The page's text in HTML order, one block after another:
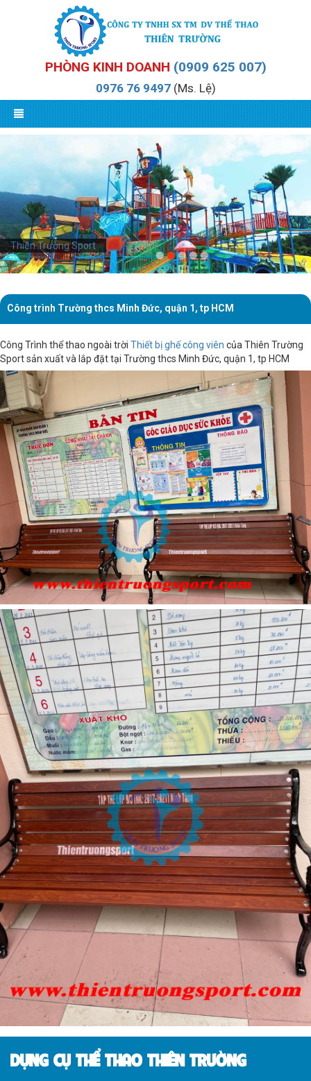
PHÒNG KINH DOANH (0909 625 007)
0976 76 9497(Ms. Lệ)
Thiên Trường Sport
Công trình Trường thcs Minh Đức, quận 1, tp HCM
Công Trình thể thao ngoài trời Thiết bị ghế công viên của Thiên Trường
Sport sản xuất và lắp đặt tại Trường thcs Minh Đức, quận 1, tp HCM
DỤNG CỤ THỂ THAO THIÊN TRƯỜNG